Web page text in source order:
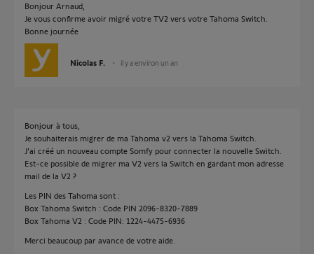
Bonjour Arnaud,
Je vous confirme avoir migré votre TV2 vers votre Tahoma Switch.
Bonne journée
Nicolas F. il y a environ un an
Bonjour à tous,
Je souhaiterais migrer de ma Tahoma v2 vers la Tahoma Switch.
J'ai créé un nouveau compte Somfy pour connecter la nouvelle Switch.
Est-ce possible de migrer ma V2 vers la Switch en gardant mon adresse
mail de la V2 ?
Les PIN des Tahoma sont :
Box Tahoma Switch : Code PIN 2096-8320-7889
Box Tahoma V2 : Code PIN: 1224-4475-6936
Merci beaucoup par avance de votre aide.